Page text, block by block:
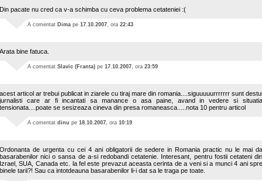
Din pacate nu cred ca v-a schimba cu ceva problema cetateniei :(
A comentat Dima pe 17.10.2007, ora 22:43
Arata bine fatuca.
A comentat Slavic (Franta) pe 17.10.2007, ora 23:59
acest articol ar trebui publicat in ziarele cu tiraj mare din romania....siguuuuurrrrrrr sunt destui
jurnalisti care ar fi incantati sa manance o asa paine, avand in vedere si situatia
tensionata....poate se sesizeaza cineva din presa romaneasca.....nota 10 pentru articol
A comentat dinu pe 18.10.2007, ora 10:19
Ordonanta de urgenta cu cei 4 ani obligatorii de sedere in Romania practic nu le mai da
basarabenilor nici o sansa de a-si redobandi cetatenie. Interesant, pentru fostii cetateni din
Izrael, SUA, Canada etc. la fel este prevazut aceasta cerinta de a veni si a munci 4 ani spre
binele tarii?! Sau ca intotdeauna basarabenilor li-i dat sa le traga pe toate.